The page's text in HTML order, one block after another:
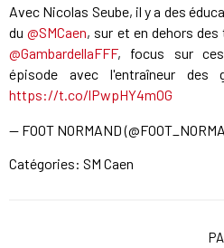
Avec Nicolas Seube, il y a des
du@SMCaen, sur et en dehors
@GambardellaFFF, focus sur
épisode avec l'entraîneur des
https://t.co/lPwpHY4mOG
— FOOT NORMAND
Catégories: SM Caen